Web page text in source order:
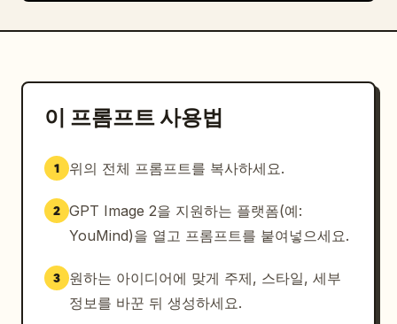
이 프롬프트 사용법
1 위의 전체 프롬프트를 복사하세요.
2 GPT Image 2을 지원하는 플랫폼(예:
YouMind)을 열고 프롬프트를 붙여넣으세요.
3
원하는 아이디어에 맞게 주제, 스타일, 세부
정보를 바꾼 뒤 생성하세요.